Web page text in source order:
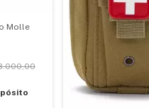
Molle